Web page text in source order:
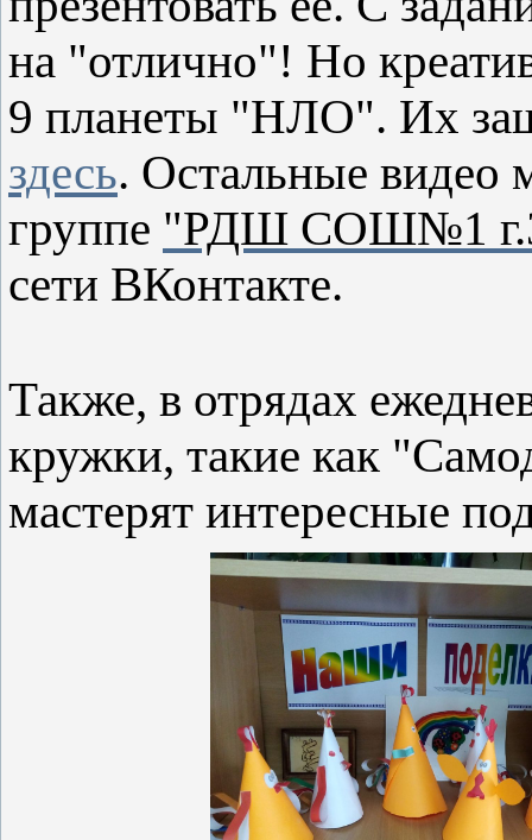
на "отлично"! Но
9 планеты "НЛО". Их
здесь. Остальные видео
группе "РДШ СОШ№1
сети ВКонтакте.
Также, в отрядах
кружки, такие как
мастерят интересные